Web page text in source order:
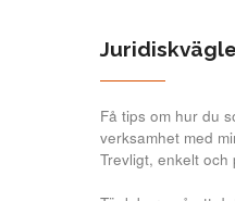
Få tips om hur du
verksamhet med
Trevligt, enkelt och